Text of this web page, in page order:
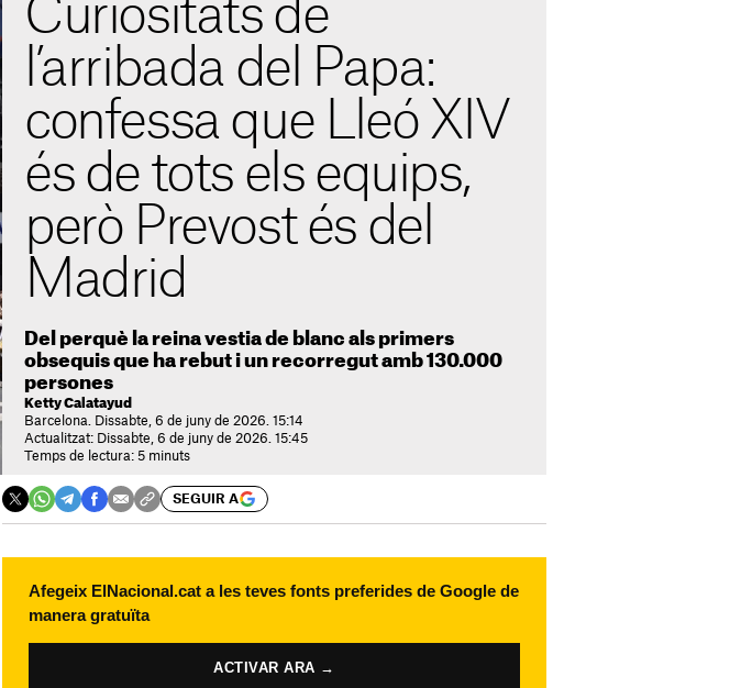
Curiositats de
l’arribada del Papa:
confessa que Lleó XIV
és de tots els equips,
però Prevost és del
Madrid
Del perquè la reina vestia de blanc als primers
obsequis que ha rebut i un recorregut amb 130.000
persones
Ketty Calatayud
Barcelona. Dissabte, 6 de juny de 2026. 15:14
Actualitzat: Dissabte, 6 de juny de 2026. 15:45
Temps de lectura: 5 minuts
SEGUIR A
Afegeix ElNacional.cat a les teves fonts preferides de Google de
manera gratuïta
ACTIVAR ARA →